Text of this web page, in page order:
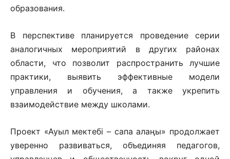
образования.
В перспективе планируется проведение серии
аналогичных мероприятий в других районах
области, что позволит распространить лучшие
практики, выявить эффективные модели
управления и обучения, а также укрепить
взаимодействие между школами.
Проект «Ауыл мектебі – сапа алаңы» продолжает
уверенно развиваться, объединяя педагогов,